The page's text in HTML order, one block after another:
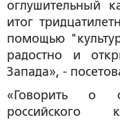
оглушительный
итог
помощью
радостно и
Запада», -
«Говорить о
российского